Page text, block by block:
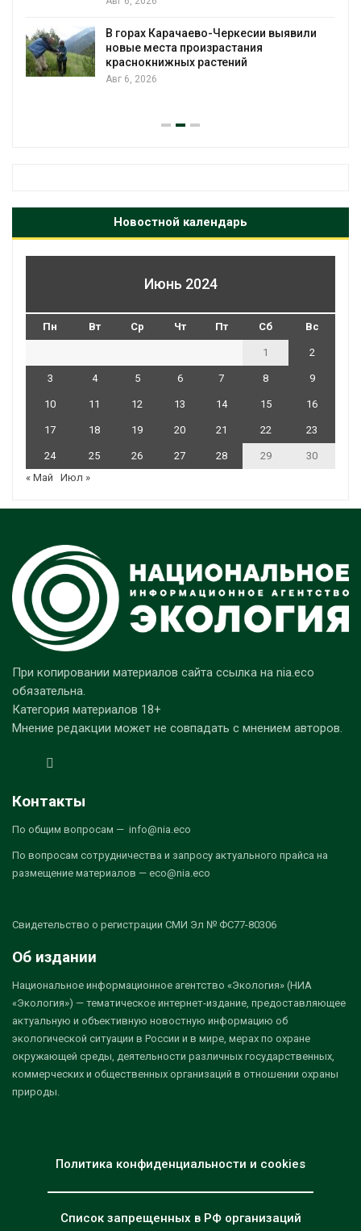
В горах Карачаево-Черкесии выявили
новые места произрастания
краснокнижных растений
Авг 6, 2026
Новостной календарь
Июнь 2024
Пн Вт Ср Чт Пт Сб Вс
1 2
3 4 5 6 7 8 9
10 11 12 13 14 15 16
17 18 19 20 21 22 23
24 25 26 27 28 29
30
« Май
Июл »
При копировании материалов сайта ссылка на nia.eco
обязательна.
Категория материалов 18+
Мнение редакции может не совпадать с мнением авторов.
Контакты
По общим вопросам — info@nia.eco
По вопросам сотрудничества и запросу актуального прайса на
размещение материалов — eco@nia.eco
Свидетельство о регистрации СМИ Эл № ФС77-80306
Об издании
Национальное информационное агентство «Экология» (НИА
«Экология») — тематическое интернет-издание, предоставляющее
актуальную и объективную новостную информацию об
экологической ситуации в России и в мире, мерах по охране
окружающей среды, деятельности различных государственных,
коммерческих и общественных организаций в отношении охраны
природы.
Политика конфиденциальности и cookies
Список запрещенных в РФ организаций